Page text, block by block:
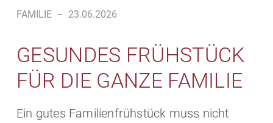
FAMILIE – 23.06.2026
GESUNDES FRÜHSTÜCK
FÜR DIE GANZE FAMILIE
Ein gutes Familienfrühstück muss nicht